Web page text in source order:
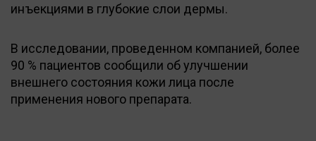
инъекциями в глубокие слои дермы.
В исследовании, проведенном компанией, более
90 % пациентов сообщили об улучшении
внешнего состояния кожи лица после
применения нового препарата.